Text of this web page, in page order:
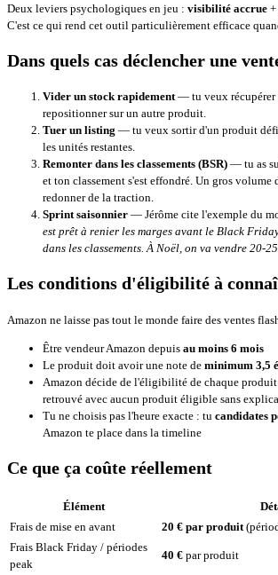
Deux leviers psychologiques en jeu : visibilité accrue +
C'est ce qui rend cet outil particulièrement efficace
Dans quels cas déclencher une
Vider un stock rapidement— tu veux récupérer
repositionner sur un autre produit.
Tuer un listing — tu veux sortir d'un produit
les unités restantes.
Remonter dans les classements (BSR) — tu as
et ton classement s'est effondré. Un gros volume
redonner de la traction.
Sprint saisonnier — Jérôme cite l'exemple du
est prêt à renier les marges avant le Black
dans les classements. À Noël, on va vendre 20-
Les conditions d'éligibilité à
Amazon ne laisse pas tout le monde faire des ventes
Être vendeur Amazon depuis au moins 6 mois
Le produit doit avoir une note de minimum 3,5
Amazon décide de l'éligibilité de chaque
retrouvé avec aucun produit éligible sans
Tu ne choisis pas l'heure exacte : tu candidates
Amazon te place dans la timeline
Ce que ça coûte réellement
Élément
Frais de mise en avant
20 € par produit
Frais Black Friday / périodes
peak
40 € par produit